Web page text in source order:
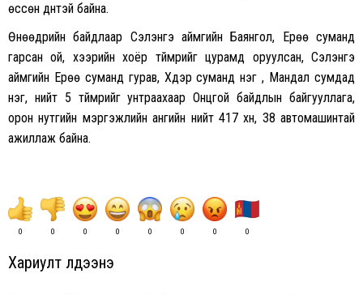
өссөн дүнтэй байна.
Өнөөдрийн байдлаар Сэлэнгэ аймгийн Баянгол, Ерөө суманд
гарсан ой, хээрийн хоёр түймрийг цурамд оруулсан, Сэлэнгэ
аймгийн Ерөө суманд гурав, Хүдэр суманд нэг , Мандал сумдад
нэг, нийт 5 түймрийг унтраахаар Онцгой байдлын байгууллага,
орон нутгийн мэргэжлийн ангийн нийт 417 хүн, 38 автомашинтай
ажиллаж байна.
0 0 0 0 0 0 0 0
Хариулт үлдээнэ үү